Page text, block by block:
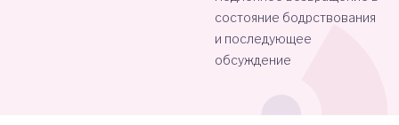
состояние бодрствования
и последующее
обсуждение